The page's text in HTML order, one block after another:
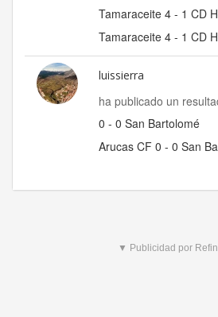
Tamaraceite 4 - 1 CD
Tamaraceite 4 - 1 CD
luissierra
ha publicado un
0 - 0 San Bartolomé
Arucas CF 0 - 0 San
▼ Publicidad por